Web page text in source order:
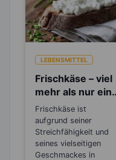
LEBENSMITTEL
Frischkäse – viel
mehr als nur ein
Brotaufstrich
Frischkäse ist
aufgrund seiner
Streichfähigkeit und
seines vielseitigen
Geschmackes in